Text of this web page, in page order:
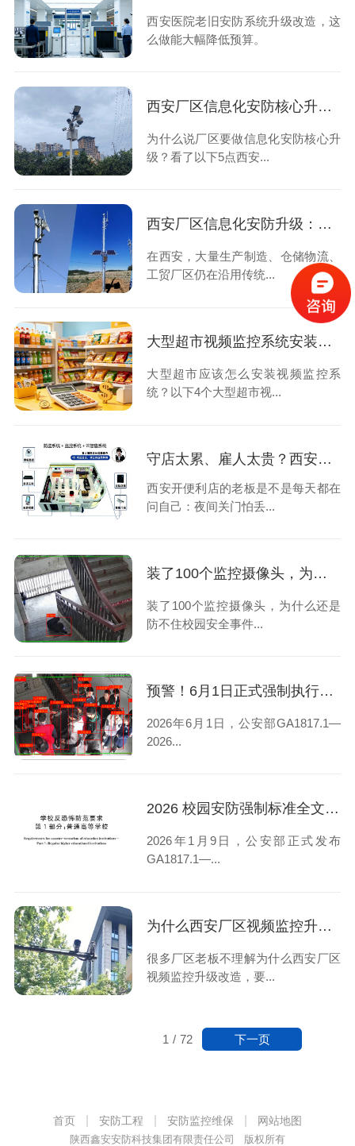
西安医院老旧安防系统升级改造，这
么做能大幅降低预算。
西安厂区信息化安防核心升级优势，想知道的看过来！
为什么说厂区要做信息化安防核心升
级？看了以下5点西安...
西安厂区信息化安防升级：告别人工守防，用数字化筑牢厂区安全屏障
在西安，大量生产制造、仓储物流、
工贸厂区仍在沿用传统...
大型超市视频监控系统安装的4大设计原则，速速查看！
大型超市应该怎么安装视频监控系
统？以下4个大型超市视...
守店太累、雇人太贵？西安便利店老板选择安装24小时云智售系统解决问题
西安开便利店的老板是不是每天都在
问自己：夜间关门怕丢...
装了100个监控摄像头，为什么还是防不住校园安全事件？
装了100个监控摄像头，为什么还是
防不住校园安全事件...
预警！6月1日正式强制执行｜西安校园安防再不整改将直接问责
2026年6月1日，公安部GA1817.1—
2026...
2026 校园安防强制标准全文解读：陕西校园安防改造指南
2026年1月9日，公安部正式发布
GA1817.1—...
为什么西安厂区视频监控升级改造，要选本地安防公司？
很多厂区老板不理解为什么西安厂区
视频监控升级改造，要...
1 / 72 下一页
首页 安防工程 安防监控维保 网站地图
陕西鑫安安防科技集团有限责任公司 版权所有